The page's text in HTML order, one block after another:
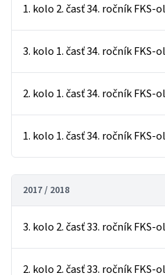
1. kolo 2. časť 34. ročník FKS-
3. kolo 1. časť 34. ročník FKS-
2. kolo 1. časť 34. ročník FKS-
1. kolo 1. časť 34. ročník FKS-
2017 / 2018
3. kolo 2. časť 33. ročník FKS-
2. kolo 2. časť 33. ročník FKS-